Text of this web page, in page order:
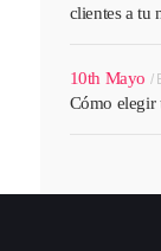
clientes a tu
10th Mayo
Cómo elegir